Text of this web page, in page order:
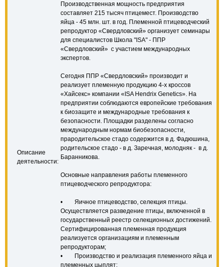
Описание
деятельности:
Производственная мощность предприятия
составляет 215 тысяч птицемест. Производство
яйца - 45 млн. шт. в год. Племенной птицеводческий
репродуктор «Свердловский» организует семинары
для специалистов Школа "ISA" - ППР
«Свердловский» с участием международных
экспертов.
Сегодня ППР «Свердловский» производит и
реализует племенную продукцию 4-х кроссов
«Хайсекс» компании «ISA Hendrix Genetics». На
предприятии соблюдаются европейские требования
к биозащите и международные требования к
безопасности. Площадки разделены согласно
международным нормам биобезопасности,
прародительское стадо содержится в д. Фадюшина,
родительское стадо - в д. Заречная, молодняк - в д.
Баранникова.
Основные направления работы племенного
птицеводческого репродуктора:
• Яичное птицеводство, селекция птицы.
Осуществляется разведение птицы, включенной в
государственный реестр селекционных достижений.
Сертифицированная племенная продукция
реализуется организациям и племенным
репродукторам;
• Производство и реализация племенного яйца и
племенных цыплят;